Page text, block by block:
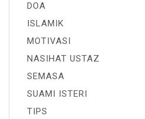
DOA
ISLAMIK
MOTIVASI
NASIHAT USTAZ
SEMASA
SUAMI ISTERI
TIPS